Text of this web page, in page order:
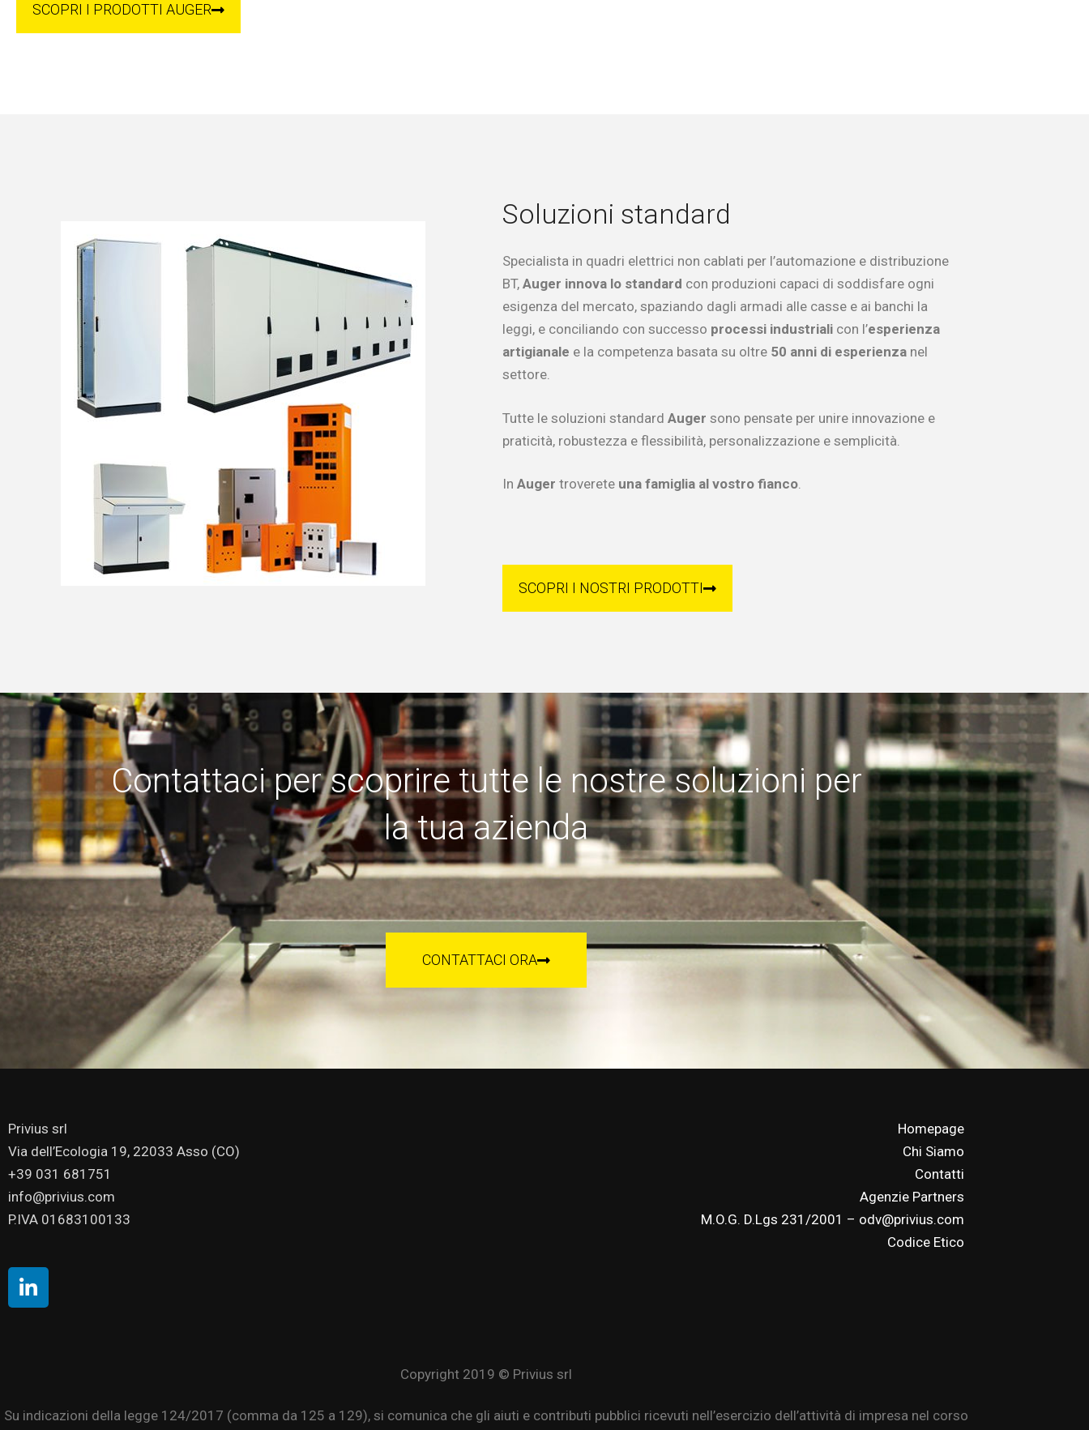
SCOPRI I PRODOTTI AUGER
Soluzioni standard
Specialista in quadri elettrici non cablati per l’automazione e distribuzione
BT, Auger innova lo standard con produzioni capaci di soddisfare ogni
esigenza del mercato, spaziando dagli armadi alle casse e ai banchi la
leggi, e conciliando con successo processi industriali con l’esperienza
artigianale e la competenza basata su oltre 50 anni di esperienza nel
settore.
Tutte le soluzioni standard Auger sono pensate per unire innovazione e
praticità, robustezza e flessibilità, personalizzazione e semplicità.
In Auger troverete una famiglia al vostro fianco.
SCOPRI I NOSTRI PRODOTTI
Contattaci per scoprire tutte le nostre soluzioni per
la tua azienda
CONTATTACI ORA
Privius srl
Via dell’Ecologia 19, 22033 Asso (CO)
+39 031 681751
info@privius.com
P.IVA 01683100133
Homepage
Chi Siamo
Contatti
Agenzie Partners
M.O.G. D.Lgs 231/2001 – odv@privius.com
Codice Etico
Copyright 2019 © Privius srl
Su indicazioni della legge 124/2017 (comma da 125 a 129), si comunica che gli aiuti e contributi pubblici ricevuti nell’esercizio dell’attività di impresa nel corso